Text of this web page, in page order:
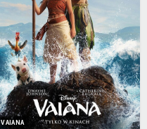
VAIANA